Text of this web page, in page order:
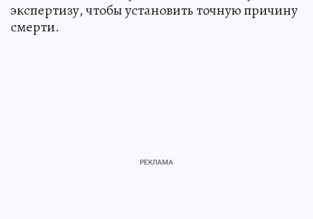
экспертизу, чтобы установить точную причину
смерти.